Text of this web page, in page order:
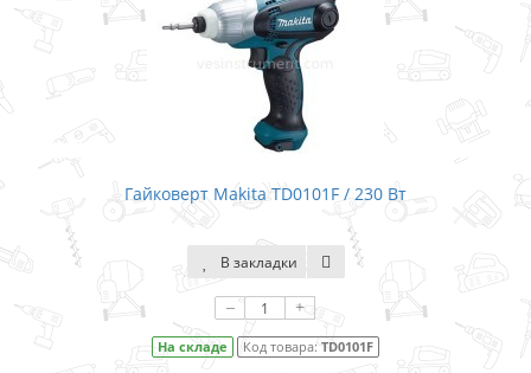
Гайковерт Makita TD0101F / 230 Вт
В закладки
– +
На складе Код товара: TD0101F